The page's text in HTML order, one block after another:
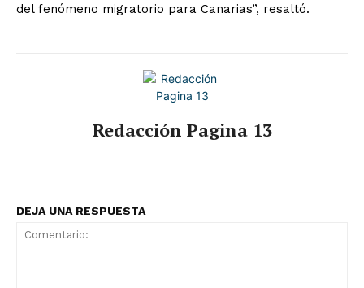
del fenómeno migratorio para Canarias”, resaltó.
Redacción Pagina 13
DEJA UNA RESPUESTA